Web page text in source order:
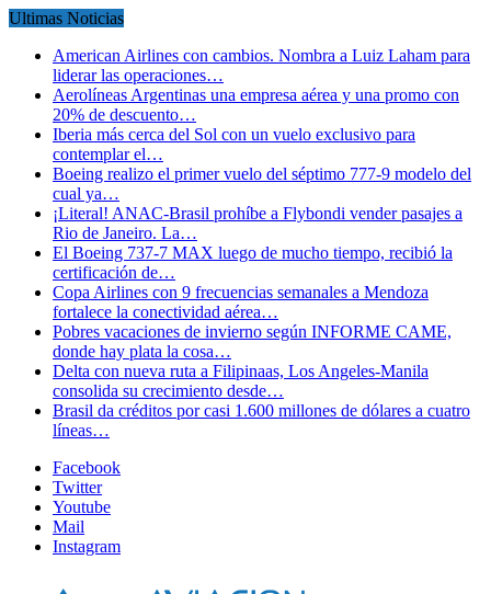
Ultimas Noticias
American Airlines con cambios. Nombra a Luiz Laham para
liderar las operaciones…
Aerolíneas Argentinas una empresa aérea y una promo con
20% de descuento…
Iberia más cerca del Sol con un vuelo exclusivo para
contemplar el…
Boeing realizo el primer vuelo del séptimo 777-9 modelo del
cual ya…
¡Literal! ANAC-Brasil prohíbe a Flybondi vender pasajes a
Rio de Janeiro. La…
El Boeing 737-7 MAX luego de mucho tiempo, recibió la
certificación de…
Copa Airlines con 9 frecuencias semanales a Mendoza
fortalece la conectividad aérea…
Pobres vacaciones de invierno según INFORME CAME,
donde hay plata la cosa…
Delta con nueva ruta a Filipinaas, Los Angeles-Manila
consolida su crecimiento desde…
Brasil da créditos por casi 1.600 millones de dólares a cuatro
líneas…
Facebook
Twitter
Youtube
Mail
Instagram